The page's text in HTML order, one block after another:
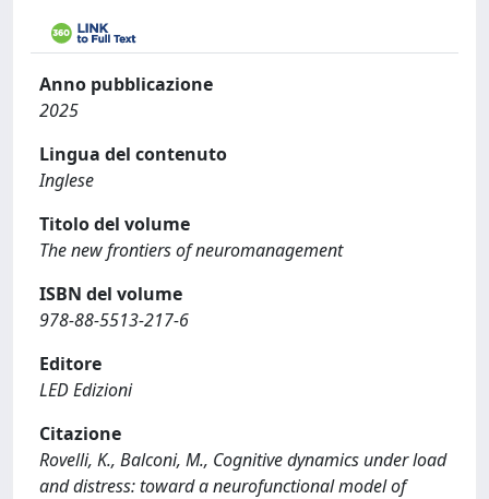
Anno pubblicazione
2025
Lingua del contenuto
Inglese
Titolo del volume
The new frontiers of neuromanagement
ISBN del volume
978-88-5513-217-6
Editore
LED Edizioni
Citazione
Rovelli, K., Balconi, M., Cognitive dynamics under load
and distress: toward a neurofunctional model of